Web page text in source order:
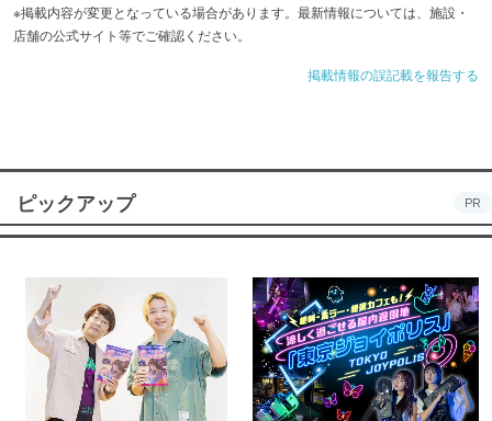
※掲載内容が変更となっている場合があります。最新情報については、施設・
店舗の公式サイト等でご確認ください。
掲載情報の誤記載を報告する
ピックアップ PR